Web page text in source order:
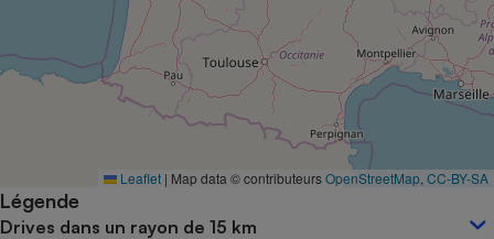
Leaflet | Map data © contributeursOpenStreetMap CC-BY-SA
Légende
Drives dans un rayon de 15 km
Complément
alimentaire
Assurance emprunteur
Petit électroménager -
Mutuelle